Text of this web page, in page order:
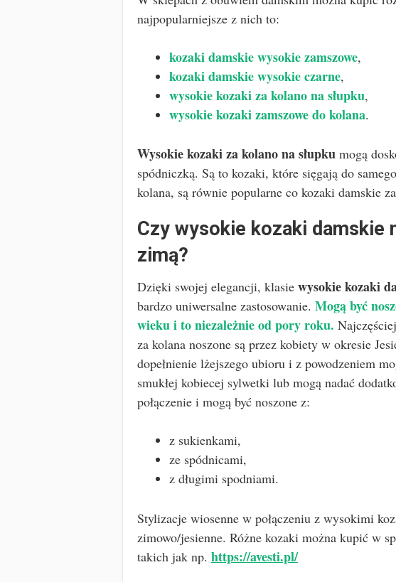
najpopularniejsze z nich to:
kozaki damskie wysokie zamszowe,
kozaki damskie wysokie czarne,
wysokie kozaki za kolano na słupku,
wysokie kozaki zamszowe do kolana.
Wysokie kozaki za kolano na słupku mogą
spódniczką. Są to kozaki, które sięgają do
kolana, są równie popularne co kozaki damskie
Czy wysokie kozaki damskie
zimą?
Dzięki swojej elegancji, klasie wysokie kozaki
bardzo uniwersalne zastosowanie. Mogą być
wieku i to niezależnie od pory roku.
za kolana noszone są przez kobiety w okresie
dopełnienie lżejszego ubioru i z powodzeniem
smukłej kobiecej sylwetki lub mogą nadać
połączenie i mogą być noszone z:
z sukienkami,
ze spódnicami,
z długimi spodniami.
Stylizacje wiosenne w połączeniu z wysokimi
zimowo/jesienne. Różne kozaki można kupić w
takich jak np. https://avesti.pl/